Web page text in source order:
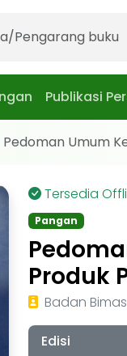
Publikasi
Pedoman Umum
Tersedia
Pangan
Produk
Badan
Edisi